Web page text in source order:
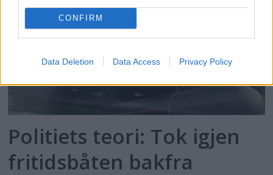
CONFIRM
Data Deletion Data Access Privacy Policy
Politiets teori: Tok igjen
fritidsbåten bakfra